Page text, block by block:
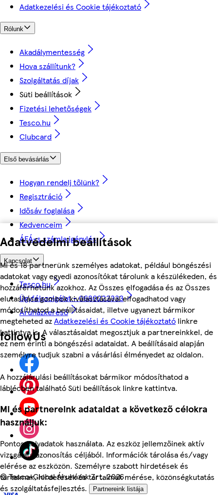
Adatvédelmi beállítások
Mi és 18 partnerünk személyes adatokat, például böngészési
adatokat vagy egyedi azonosítókat tárolunk a készülékeden, és
hozzáférhetünk azokhoz. Az Összes elfogadása és az Összes
elutasítása gombok kiválasztásával elfogadhatod vagy
módosíthatod a beállításaidat, illetve ugyanezt bármikor
megteheted azAdatkezelési és Cookie tájékoztató linkre
kattintva is. A választásaidat megosztjuk a partnereinkkel, de
ez nem érinti a böngészési adataidat. A beállításaid alapján
személyre tudjuk szabni a vásárlási élményedet az oldalon.
A hozzájárulási beállításokat bármikor módosíthatod a
láblécben található Süti beállítások linkre kattintva.
Mi és partnereink adataidat a következő célokra
használjuk:
Pontos helyadatok használata. Az eszköz jellemzőinek aktív
vizsgálata azonosítás céljából. Információk tárolása és/vagy
elérése az eszközön. Személyre szabott hirdetések és
tartalmak, hirdetések és tartalmak mérése, közönségkutatás
és szolgáltatásfejlesztés.
Partnereink listája
Adatkezelési és Cookie tájékoztató
Rólunk
Akadálymentesség
Hova szállítunk?
Szolgáltatás díjak
Süti beállítások
Fizetési lehetőségek
Tesco.hu
Clubcard
Első bevásárlás
Hogyan rendelj tőlünk?
Regisztráció
Idősáv foglalása
Kedvenceim
ÁFÁ-s számla igénylés
Kapcsolat
Tesco.hu
Ügyfélszolgálat - 0680222333
Áruházkereső
followUs
©Tesco-Global Áruházak Zrt. 2026